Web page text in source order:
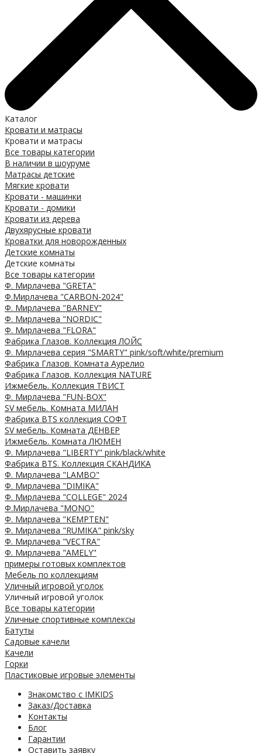
Каталог
Кровати и матрасы
Кровати и матрасы
Все товары категории
В наличии в шоуруме
Матрасы детские
Мягкие кровати
Кровати - машинки
Кровати - домики
Кровати из дерева
Двухярусные кровати
Кроватки для новорожденных
Детские комнаты
Детские комнаты
Все товары категории
Ф. Мирлачева "GRETA"
Ф.Мирлачева "CARBON-2024"
Ф. Мирлачева "BARNEY"
Ф. Мирлачева "NORDIC"
Ф. Мирлачева "FLORA"
Фабрика Глазов. Коллекция ЛОЙС
Ф. Мирлачева серия "SMARTY" pink/soft/white/premium
Фабрика Глазов. Комната Аурелио
Фабрика Глазов. Коллекция NATURE
Ижмебель. Коллекция ТВИСТ
Ф. Мирлачева "FUN-BOX"
SV мебель. Комната МИЛАН
Фабрика BTS коллекция СОФТ
SV мебель. Комната ДЕНВЕР
Ижмебель. Комната ЛЮМЕН
Ф. Мирлачева "LIBERTY" pink/black/white
Фабрика BTS. Коллекция СКАНДИКА
Ф. Мирлачева "LAMBO"
Ф. Мирлачева "DIMIKA"
Ф. Мирлачева "COLLEGE" 2024
Ф.Мирлачева "MONO"
Ф. Мирлачева "KEMPTEN"
Ф. Мирлачева "RUMIKA" pink/sky
Ф. Мирлачева "VECTRA"
Ф. Мирлачева "AMELY"
примеры готовых комплектов
Мебель по коллекциям
Уличный игровой уголок
Уличный игровой уголок
Все товары категории
Уличные спортивные комплексы
Батуты
Садовые качели
Качели
Горки
Пластиковые игровые элементы
Знакомство с IMKIDS
Заказ/Доставка
Контакты
Блог
Гарантии
Оставить заявку